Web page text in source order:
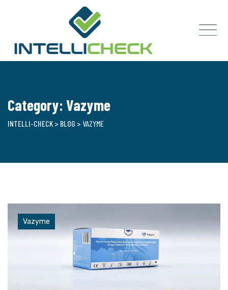
Category: Vazyme
INTELLI-CHECK > BLOG > VAZYME
Vazyme